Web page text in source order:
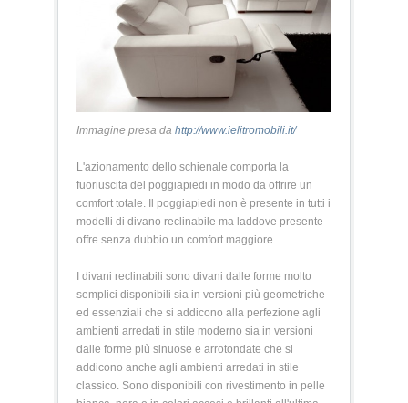
Immagine presa da http://www.ielitromobili.it/
L'azionamento dello schienale comporta la
fuoriuscita del poggiapiedi in modo da offrire un
comfort totale. Il poggiapiedi non è presente in tutti i
modelli di divano reclinabile ma laddove presente
offre senza dubbio un comfort maggiore.
I divani reclinabili sono divani dalle forme molto
semplici disponibili sia in versioni più geometriche
ed essenziali che si addicono alla perfezione agli
ambienti arredati in stile moderno sia in versioni
dalle forme più sinuose e arrotondate che si
addicono anche agli ambienti arredati in stile
classico. Sono disponibili con rivestimento in pelle